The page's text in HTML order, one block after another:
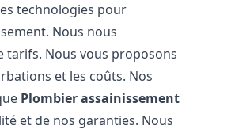
technologies pour
Nous nous
tarifs. Nous vous proposons
et les coûts. Nos
Plombier assainissement
et de nos garanties. Nous